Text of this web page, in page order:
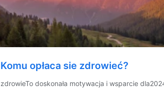
Komu opłaca sie zdrowieć?
zdrowieTo doskonała motywacja i wsparcie